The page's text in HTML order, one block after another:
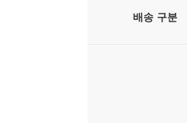
배송 구분